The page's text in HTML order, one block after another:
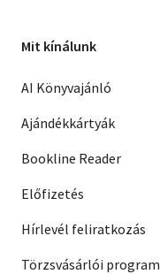
Mit kínálunk
AI Könyvajánló
Ajándékkártyák
Bookline Reader
Előfizetés
Hírlevél feliratkozás
Törzsvásárlói program